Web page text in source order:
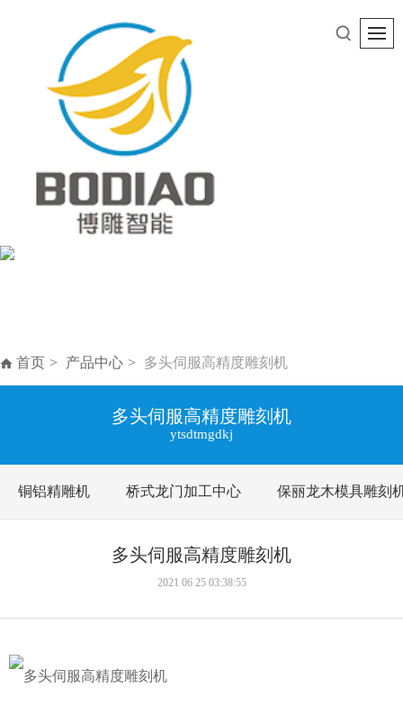
首页 产品中心 多头伺服高精度雕刻机
多头伺服高精度雕刻机
ytsdtmgdkj
铜铝精雕机 桥式龙门加工中心 保丽龙木模具雕刻
多头伺服高精度雕刻机
2021 06 25 03:38:55